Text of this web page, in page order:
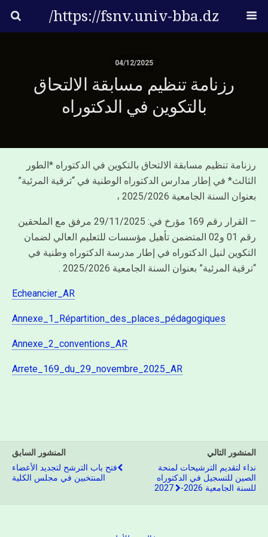
https://fsnv.univ-bba.dz/
04/12/2025
رزنامة تنظيم مسابقة الالتحاق
بالتكوين في الدكتوراه
رزنامة تنظيم مسابقة الالتحاق بالتكوين في الدكتوراه *الطور
الثالث* في إطار مدارس الدكتوراه الوطنية في “ترقية المرئية”
بعنوان السنة الجامعية 2025/2026 ،
– القرار رقم 169 مؤرخ في: 29/11/2025 مرفق مع الملحقين
رقم 01 و02 المتضمن تأهيل مؤسسات للتعليم العالي لضمان
التكوين لنيل الدكتوراه في إطار مدرسة الدكتوراه وطنية في
“ترقية المرئية” بعنوان السنة الجامعية 2025/2026 .
Echeancier_AR
Annexe_1_Répartition_des_places_pédagogiques
Annexe_2_conventions_AR
Arrete_169_du_29_novembre_2025_AR
المنشور السابق
فتح باب الترشح لتجديد الأعضاء
المنتخبين في مجلس الكلية
المنشور التالي
نداء لتقديم الترشيحات لمنحة
الصين للتسجيل في الدكتوراه
للسنة الجامعية 2026-2027